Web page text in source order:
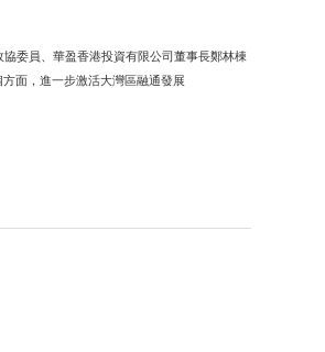
委員、華盈香港投資有限公司董事長鄭林棟
面，進一步激活大灣區融通發展